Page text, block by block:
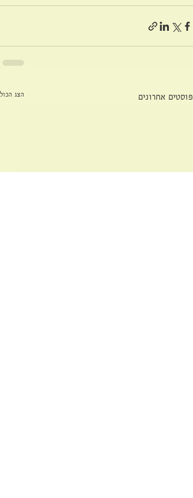
פוסטים אחרונים הצג הכול